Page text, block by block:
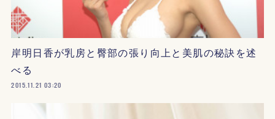
岸明日香が乳房と臀部の張り向上と美肌の秘訣を述
べる
2015.11.21 03:20